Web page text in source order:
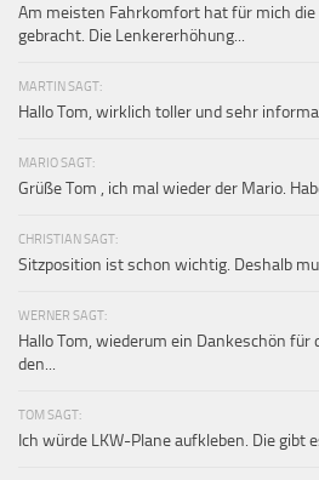
Am meisten Fahrkomfort hat für mich
gebracht. Die Lenkererhöhung...
MARTIN SAGT:
Hallo Tom, wirklich toller und sehr
MARIO SAGT:
Grüße Tom , ich mal wieder der Mario.
CHRISTIAN SAGT:
Sitzposition ist schon wichtig. Deshalb
WERNER SAGT:
Hallo Tom, wiederum ein Dankeschön für
den...
TOM SAGT:
Ich würde LKW-Plane aufkleben. Die gibt